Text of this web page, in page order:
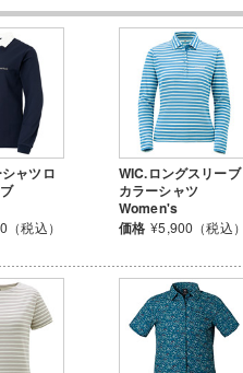
ャツロ
税込）
WIC.ロングスリーブ
カラーシャツ
Women's
価格 ¥5,900（税込）